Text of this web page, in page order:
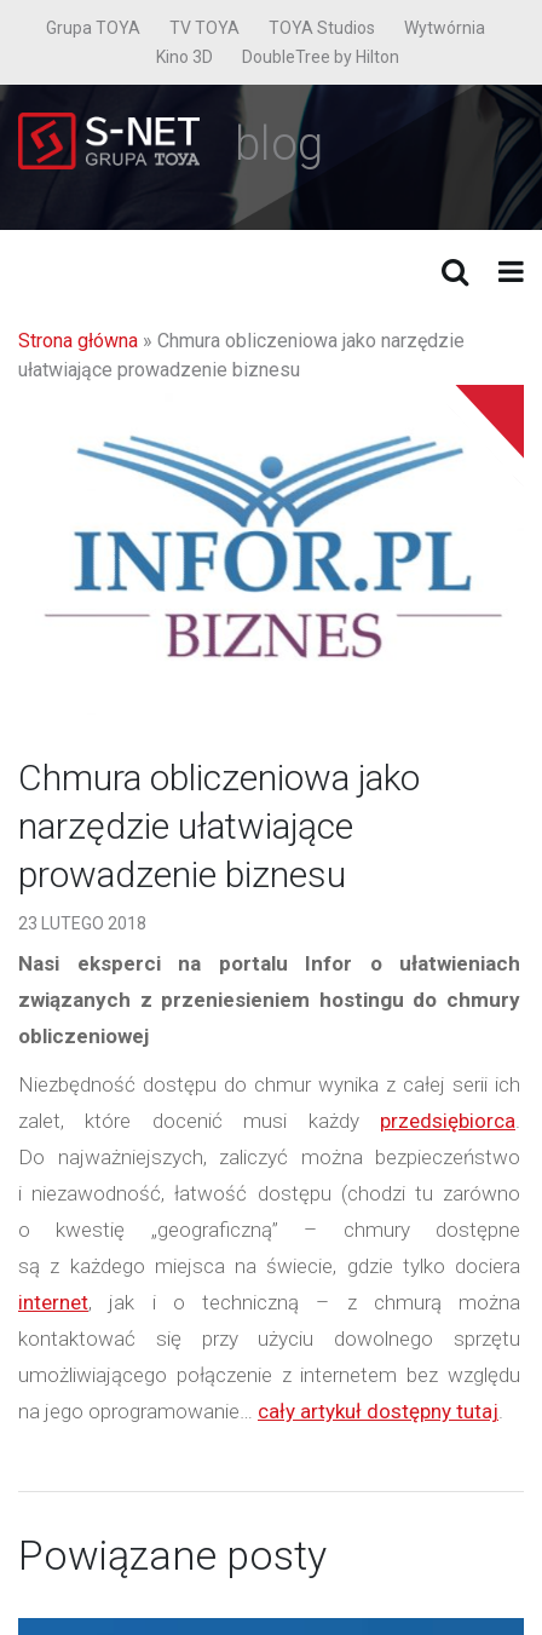
Grupa TOYA TV TOYA TOYA Studios
Wytwórnia
Kino 3D
DoubleTree by Hilton
blog
Strona główna » Chmura obliczeniowa jako narzędzie
ułatwiające prowadzenie biznesu
Chmura obliczeniowa jako
narzędzie ułatwiające
prowadzenie biznesu
23 LUTEGO 2018
Nasi eksperci na portalu Infor o ułatwieniach
związanych z przeniesieniem hostingu do chmury
obliczeniowej
Niezbędność dostępu do chmur wynika z całej serii ich
zalet, które docenić musi każdy przedsiębiorca
Do najważniejszych, zaliczyć można bezpieczeństwo
i niezawodność, łatwość dostępu (chodzi tu zarówno
o kwestię „geograficzną” – chmury dostępne
są z każdego miejsca na świecie, gdzie tylko dociera
internet, jak i o techniczną – z chmurą można
kontaktować się przy użyciu dowolnego sprzętu
umożliwiającego połączenie z internetem bez względu
na jego oprogramowanie… cały artykuł dostępny tutaj
Powiązane posty